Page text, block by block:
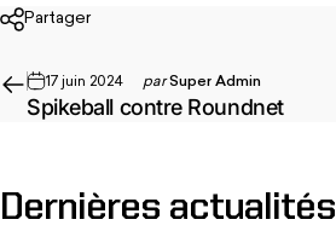
Partager
17 juin 2024 parSuper Admin
Spikeball contre Roundnet
Dernières actualités